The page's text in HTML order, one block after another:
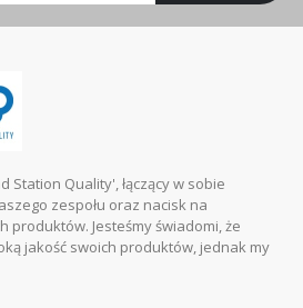
Station Quality', łączący w sobie
zespołu oraz nacisk na
produktów. Jesteśmy świadomi, że
jakość swoich produktów, jednak my